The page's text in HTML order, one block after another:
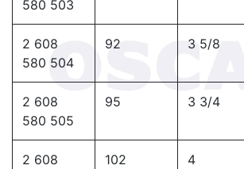
580 503
2 608
580 504
92 3 5/8
2 608
580 505
95 3 3/4
2 608
102 4